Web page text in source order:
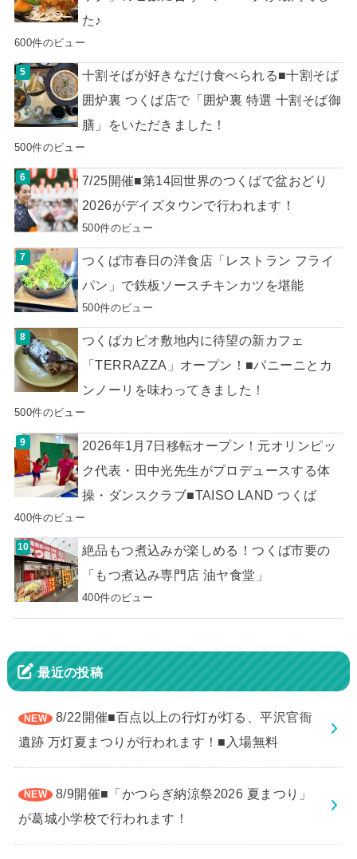
た♪
600件のビュー
十割そばが好きなだけ食べられる■十割そば
囲炉裏 つくば店で「囲炉裏 特選 十割そば御
膳」をいただきました！
500件のビュー
7/25開催■第14回世界のつくばで盆おどり
2026がデイズタウンで行われます！
500件のビュー
つくば市春日の洋食店「レストラン フライ
パン」で鉄板ソースチキンカツを堪能
500件のビュー
つくばカピオ敷地内に待望の新カフェ
「TERRAZZA」オープン！■パニーニとカ
ンノーリを味わってきました！
500件のビュー
2026年1月7日移転オープン！元オリンピッ
ク代表・田中光先生がプロデュースする体
操・ダンスクラブ■TAISO LAND つくば
400件のビュー
絶品もつ煮込みが楽しめる！つくば市要の
「もつ煮込み専門店 油ヤ食堂」
400件のビュー
最近の投稿
8/22開催■百点以上の行灯が灯る、平沢官衙
遺跡 万灯夏まつりが行われます！■入場無料
8/9開催■「かつらぎ納涼祭2026 夏まつり」
が葛城小学校で行われます！